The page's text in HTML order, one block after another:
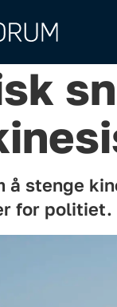
å stenge
for politiet.